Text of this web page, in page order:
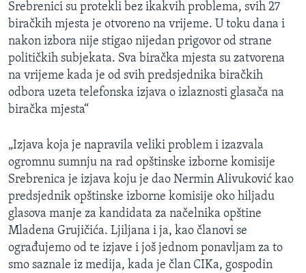
Srebrenici su protekli bez ikakvih problema, svih 27
biračkih mjesta je otvoreno na vrijeme. U toku dana i
nakon izbora nije stigao nijedan prigovor od strane
političkih subjekata. Sva biračka mjesta su zatvorena
na vrijeme kada je od svih predsjednika biračkih
odbora uzeta telefonska izjava o izlaznosti glasača na
biračka mjesta“
„Izjava koja je napravila veliki problem i izazvala
ogromnu sumnju na rad opštinske izborne komisije
Srebrenica je izjava koju je dao Nermin Alivuković kao
predsjednik opštinske izborne komisije oko hiljadu
glasova manje za kandidata za načelnika opštine
Mladena Grujičića. Ljiljana i ja, kao članovi se
ograđujemo od te izjave i još jednom ponavljam za to
smo saznale iz medija, kada je član CIKa, gospodin